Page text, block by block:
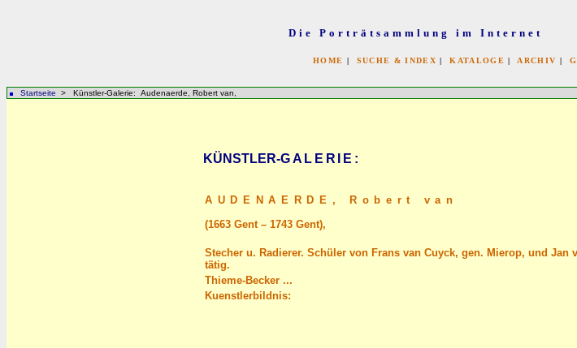
Die Porträtsammlung im Internet
HOME | SUCHE & INDEX |KATALOGE | ARCHIV |
Startseite > Künstler-Galerie: Audenaerde, Robert van,
KÜNSTLER-GALERIE :
AUDENAERDE,
Robert van
(1663 Gent – 1743 Gent),
Stecher u. Radierer. Schüler von Frans van Cuyck, gen. Mierop, und Jan
tätig.
Thieme-Becker ...
Kuenstlerbildnis: